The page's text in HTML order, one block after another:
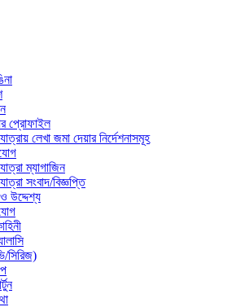
প্রোফাইল
লেখা জমা দেয়ার নির্দেশনাসমূহ
ম্যাগাজিন
সংবাদ/বিজ্ঞপ্তি
উদ্দেশ্য
সিরিজ)